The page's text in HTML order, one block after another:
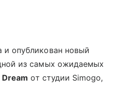
и опубликован новый
из самых ожидаемых
Dream от студии Simogo,